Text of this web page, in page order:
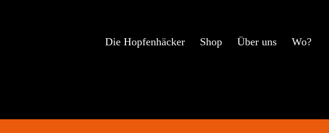
Die Hopfenhäcker Shop Über uns Wo?